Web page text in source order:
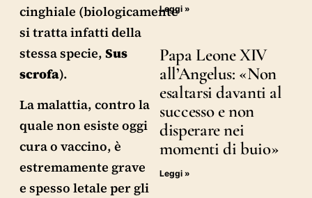
cinghiale (biologicamente
si tratta infatti della
stessa specie, Sus
scrofa).
La malattia, contro la
quale non esiste oggi
cura o vaccino, è
estremamente grave
e spesso letale per gli
Leggi »
Papa Leone XIV
all’Angelus: «Non
esaltarsi davanti al
successo e non
disperare nei
momenti di buio»
Leggi »